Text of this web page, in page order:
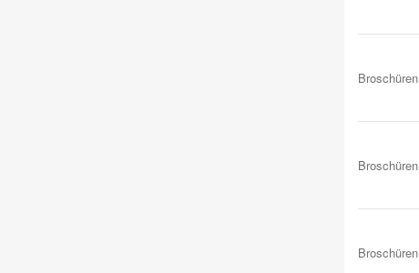
Broschüren
Broschüren
Broschüren